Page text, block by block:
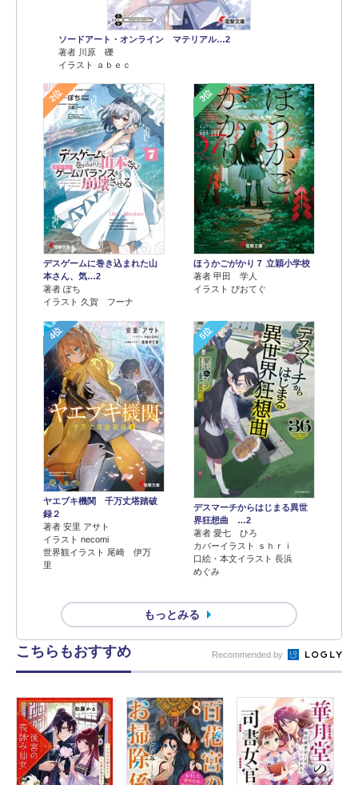
ソードアート・オンライン マテリアル…2
著者 川原 礫
イラスト ａｂｅｃ
2位
デスゲームに巻き込まれた山
本さん、気…2
著者 ぽち
イラスト 久賀 フーナ
3位
ほうかごがかり７ 立穎小学校
著者 甲田 学人
イラスト ぴおてぐ
4位
ヤエブキ機関 千万丈塔踏破
録２
著者 安里 アサト
イラスト necomi
世界観イラスト 尾崎 伊万
里
5位
デスマーチからはじまる異世
界狂想曲 …2
著者 愛七 ひろ
カバーイラスト ｓｈｒｉ
口絵・本文イラスト 長浜
めぐみ
もっとみる
こちらもおすすめ Recommended by